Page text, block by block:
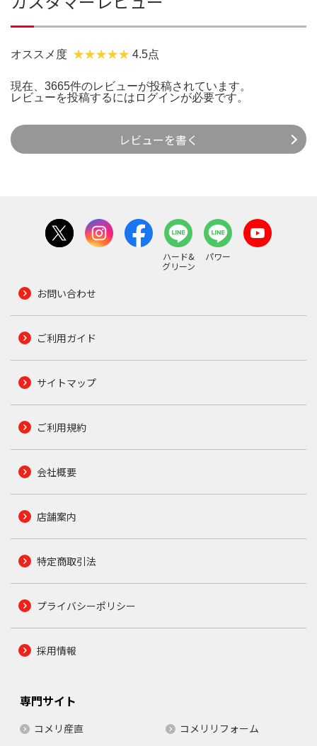
オススメ度 4.5点
現在、3665件のレビューが投稿されています。
レビューを投稿するには ログインが必要です。
レビューを書く
ハード&
グリーン
パワー
お問い合わせ
ご利用ガイド
サイトマップ
ご利用規約
会社概要
店舗案内
特定商取引法
プライバシーポリシー
採用情報
専門サイト
コメリ産直 コメリリフォーム